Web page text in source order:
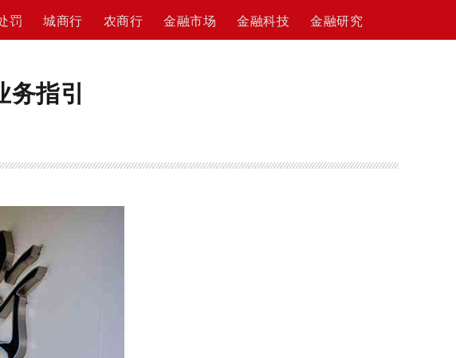
罚 城商行 农商行 金融市场 金融科技 金融研究
务指引